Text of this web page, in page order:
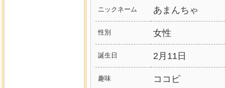
ニックネーム あまんちゃ
性別 女性
誕生日 2月11日
趣味 ココピ